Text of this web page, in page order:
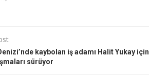
kaybolan iş adamı Halit Yukay için
sürüyor